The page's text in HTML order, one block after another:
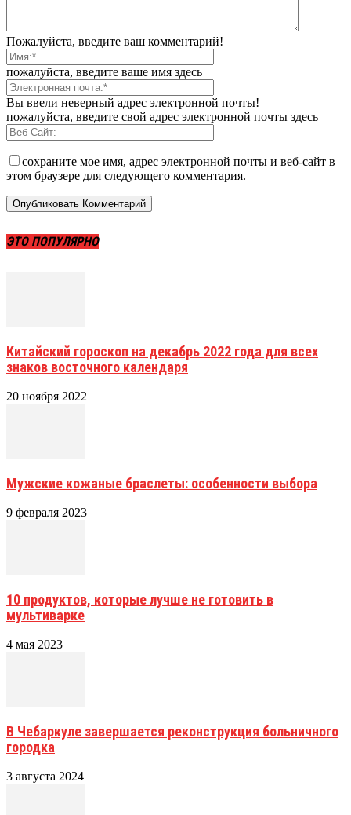
Пожалуйста, введите ваш комментарий!
пожалуйста, введите ваше имя здесь
Вы ввели неверный адрес электронной почты!
пожалуйста, введите свой адрес электронной почты здесь
сохраните мое имя, адрес электронной почты и веб-сайт в
этом браузере для следующего комментария.
ЭТО ПОПУЛЯРНО
Китайский гороскоп на декабрь 2022 года для всех
знаков восточного календаря
20 ноября 2022
Мужские кожаные браслеты: особенности выбора
9 февраля 2023
10 продуктов, которые лучше не готовить в
мультиварке
4 мая 2023
В Чебаркуле завершается реконструкция больничного
городка
3 августа 2024